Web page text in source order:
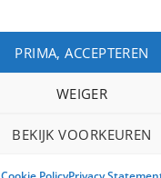
PRIMA, ACCEPTEREN
WEIGER
BEKIJK VOORKEUREN